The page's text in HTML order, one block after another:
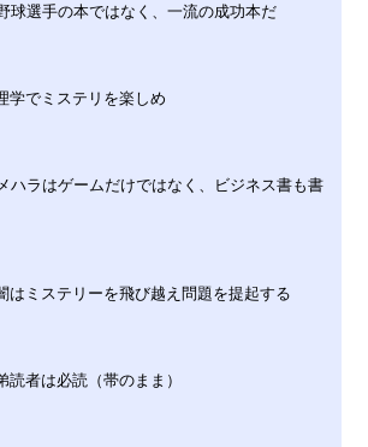
球選手の本ではなく、一流の成功本だ
学でミステリを楽しめ
ハラはゲームだけではなく、ビジネス書も書
はミステリーを飛び越え問題を提起する
者は必読（帯のまま）